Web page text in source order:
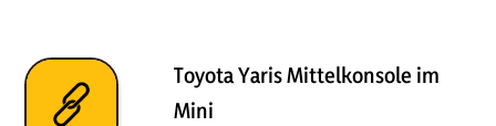
Toyota Yaris Mittelkonsole im
Mini